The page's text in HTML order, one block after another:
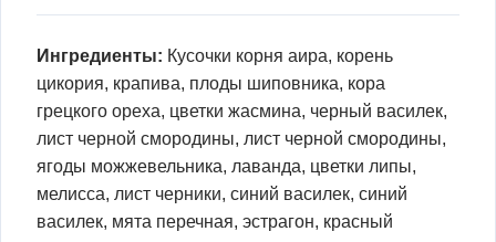
Ингредиенты: Кусочки корня аира, корень
цикория, крапива, плоды шиповника, кора
грецкого ореха, цветки жасмина, черный василек,
лист черной смородины, лист черной смородины,
ягоды можжевельника, лаванда, цветки липы,
мелисса, лист черники, синий василек, синий
василек, мята перечная, эстрагон, красный